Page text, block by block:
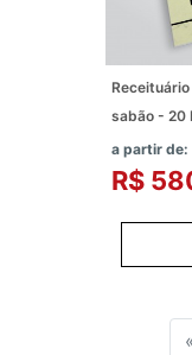
sabão - 20
a partir de:
R$
«